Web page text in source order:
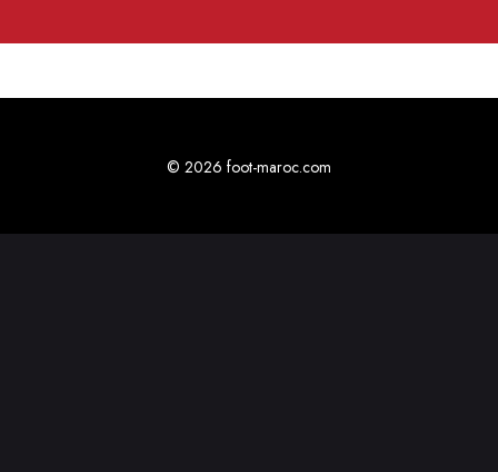
© 2026 foot-maroc.com